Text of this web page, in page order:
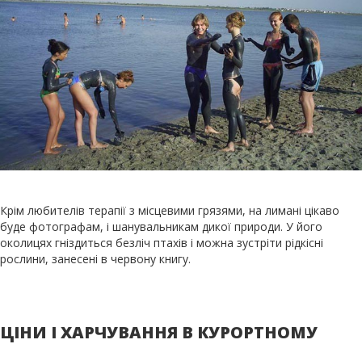
Крім любителів терапії з місцевими грязями, на лимані цікаво
буде фотографам, і шанувальникам дикої природи. У його
околицях гніздиться безліч птахів і можна зустріти рідкісні
рослини, занесені в червону книгу.
ЦІНИ І ХАРЧУВАННЯ В КУРОРТНОМУ